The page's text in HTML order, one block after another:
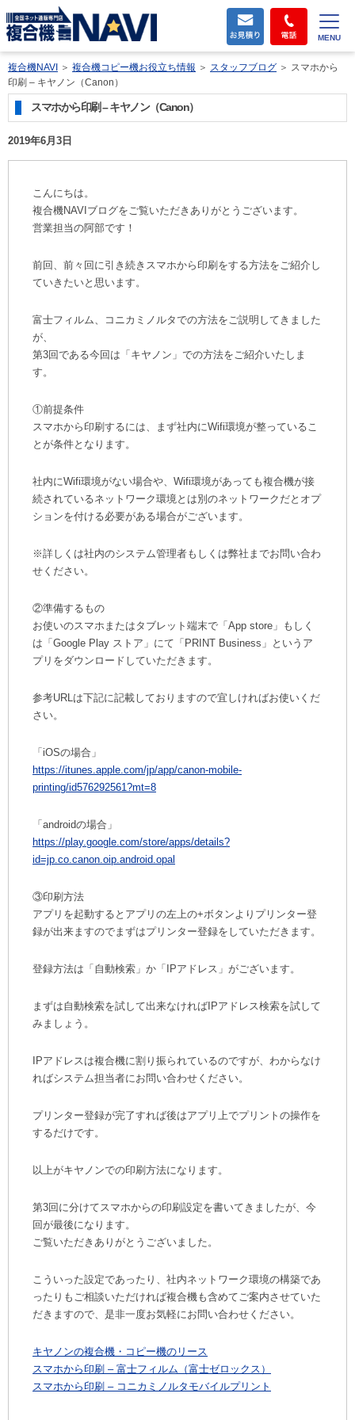
MENU
複合機NAVI ＞ 複合機コピー機お役立ち情報 ＞ スタッフブログ ＞ スマホから
印刷 – キヤノン（Canon）
スマホから印刷 – キヤノン（Canon）
2019年6月3日
こんにちは。
複合機NAVIブログをご覧いただきありがとうございます。
営業担当の阿部です！
前回、前々回に引き続きスマホから印刷をする方法をご紹介し
ていきたいと思います。
富士フィルム、コニカミノルタでの方法をご説明してきました
が、
第3回である今回は「キヤノン」での方法をご紹介いたしま
す。
①前提条件
スマホから印刷するには、まず社内にWifi環境が整っているこ
とが条件となります。
社内にWifi環境がない場合や、Wifi環境があっても複合機が接
続されているネットワーク環境とは別のネットワークだとオプ
ションを付ける必要がある場合がございます。
※詳しくは社内のシステム管理者もしくは弊社までお問い合わ
せください。
②準備するもの
お使いのスマホまたはタブレット端末で「App store」もしく
は「Google Play ストア‎」にて「PRINT Business」というア
プリをダウンロードしていただきます。
参考URLは下記に記載しておりますので宜しければお使いくだ
さい。
「iOSの場合」
https://itunes.apple.com/jp/app/canon-mobile-
printing/id576292561?mt=8
「androidの場合」
https://play.google.com/store/apps/details?
id=jp.co.canon.oip.android.opal
③印刷方法
アプリを起動するとアプリの左上の+ボタンよりプリンター登
録が出来ますのでまずはプリンター登録をしていただきます。
登録方法は「自動検索」か「IPアドレス」がございます。
まずは自動検索を試して出来なければIPアドレス検索を試して
みましょう。
IPアドレスは複合機に割り振られているのですが、わからなけ
ればシステム担当者にお問い合わせください。
プリンター登録が完了すれば後はアプリ上でプリントの操作を
するだけです。
以上がキヤノンでの印刷方法になります。
第3回に分けてスマホからの印刷設定を書いてきましたが、今
回が最後になります。
ご覧いただきありがとうございました。
こういった設定であったり、社内ネットワーク環境の構築であ
ったりもご相談いただければ複合機も含めてご案内させていた
だきますので、是非一度お気軽にお問い合わせください。
キヤノンの複合機・コピー機のリース
スマホから印刷 – 富士フィルム（富士ゼロックス）
スマホから印刷 – コニカミノルタモバイルプリント